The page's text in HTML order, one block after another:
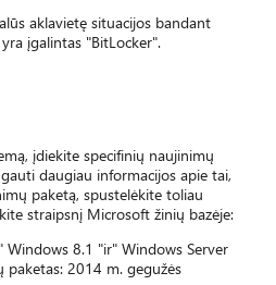
aklavietę situacijos bandant
įgalintas "BitLocker".
įdiekite specifinių naujinimų
daugiau informacijos apie tai,
paketą, spustelėkite toliau
straipsnį Microsoft žinių bazėje:
Windows 8.1 "ir" Windows Server
2014 m. gegužės